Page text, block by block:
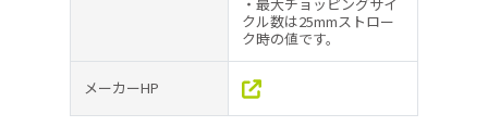
クル数は25mmストロー
ク時の値です。
メーカーHP